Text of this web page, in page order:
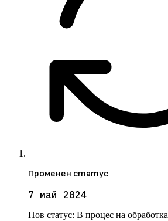
Променен статус
7 май 2024
Нов статус: В процес на обработка